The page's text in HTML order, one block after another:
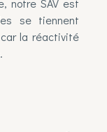
notre SAV est
se tiennent
la réactivité